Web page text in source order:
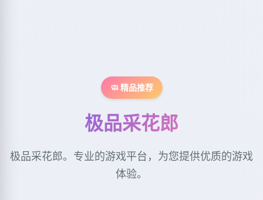
🧼 精品推荐
极品采花郎
极品采花郎。专业的游戏平台，为您提供优质的游戏
体验。